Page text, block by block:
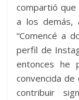
compartió
a los demás,
“Comencé a
perfil de
entonces he
convencida
contribuir